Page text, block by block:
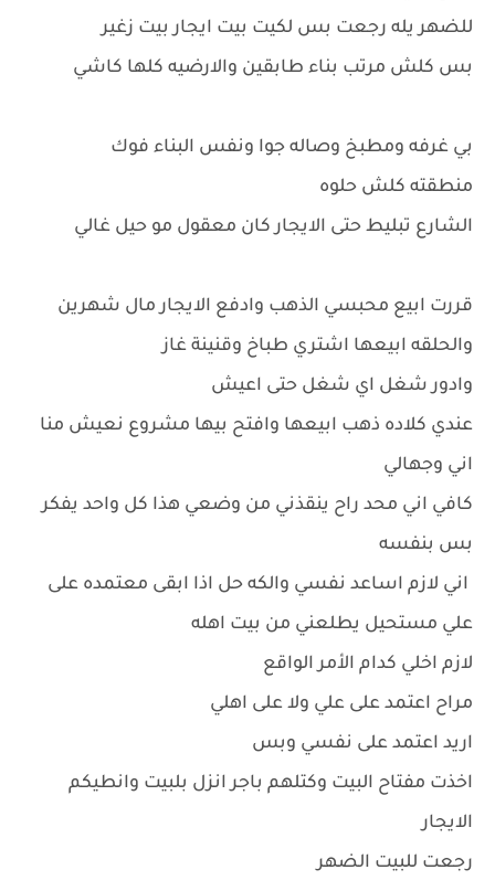
للضهر يله رجعت بس لكيت بيت ايجار بيت زغير
بس كلش مرتب بناء طابقين والارضيه كلها كاشي
بي غرفه ومطبخ وصاله جوا ونفس البناء فوك
منطقته كلش حلوه
الشارع تبليط حتى الايجار كان معقول مو حيل غالي
قررت ابيع محبسي الذهب وادفع الايجار مال شهرين
والحلقه ابيعها اشتري طباخ وقنينة غاز
وادور شغل اي شغل حتى اعيش
عندي كلاده ذهب ابيعها وافتح بيها مشروع نعيش منا
اني وجهالي
كافي اني محد راح ينقذني من وضعي هذا كل واحد يفكر
بس بنفسه
اني لازم اساعد نفسي والكه حل اذا ابقى معتمده على
علي مستحيل يطلعني من بيت اهله
لازم اخلي كدام الأمر الواقع
مراح اعتمد على علي ولا على اهلي
اريد اعتمد على نفسي وبس
اخذت مفتاح البيت وكتلهم باجر انزل بلبيت وانطيكم
الايجار
رجعت للبيت الضهر